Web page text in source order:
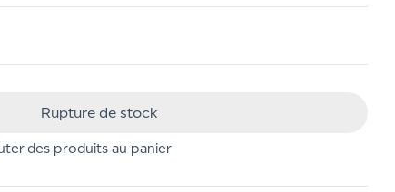
Rupture de stock
des produits au panier